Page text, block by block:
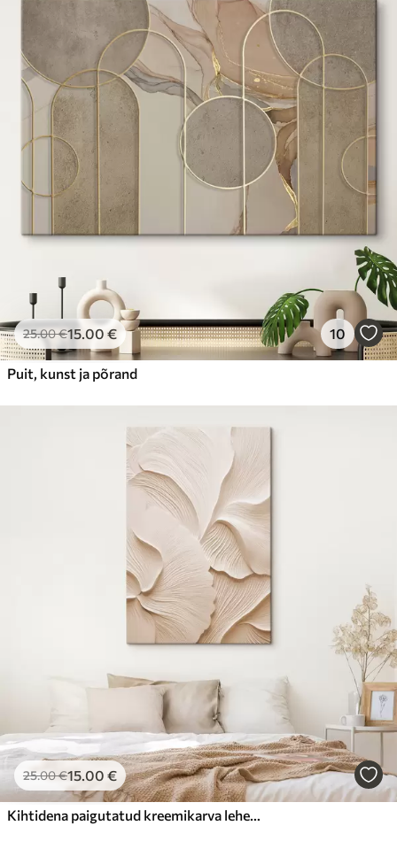
25.00€15.00 € 10
Puit, kunst ja põrand
25.00€15.00 €
Kihtidena paigutatud kreemikarva lehed, mis moodustavad abstraktseid lillekujundeid, tekstuurne kunstiteos